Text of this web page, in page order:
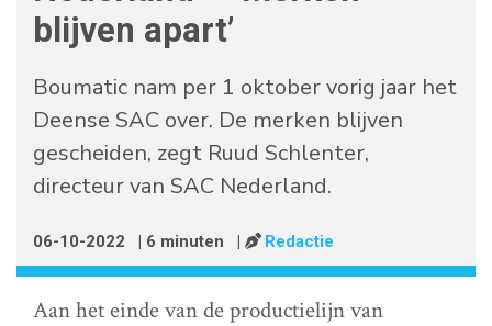
blijven apart’
Boumatic nam per 1 oktober vorig jaar het
Deense SAC over. De merken blijven
gescheiden, zegt Ruud Schlenter,
directeur van SAC Nederland.
06-10-2022 | 6 minuten | Redactie
Aan het einde van de productielijn van